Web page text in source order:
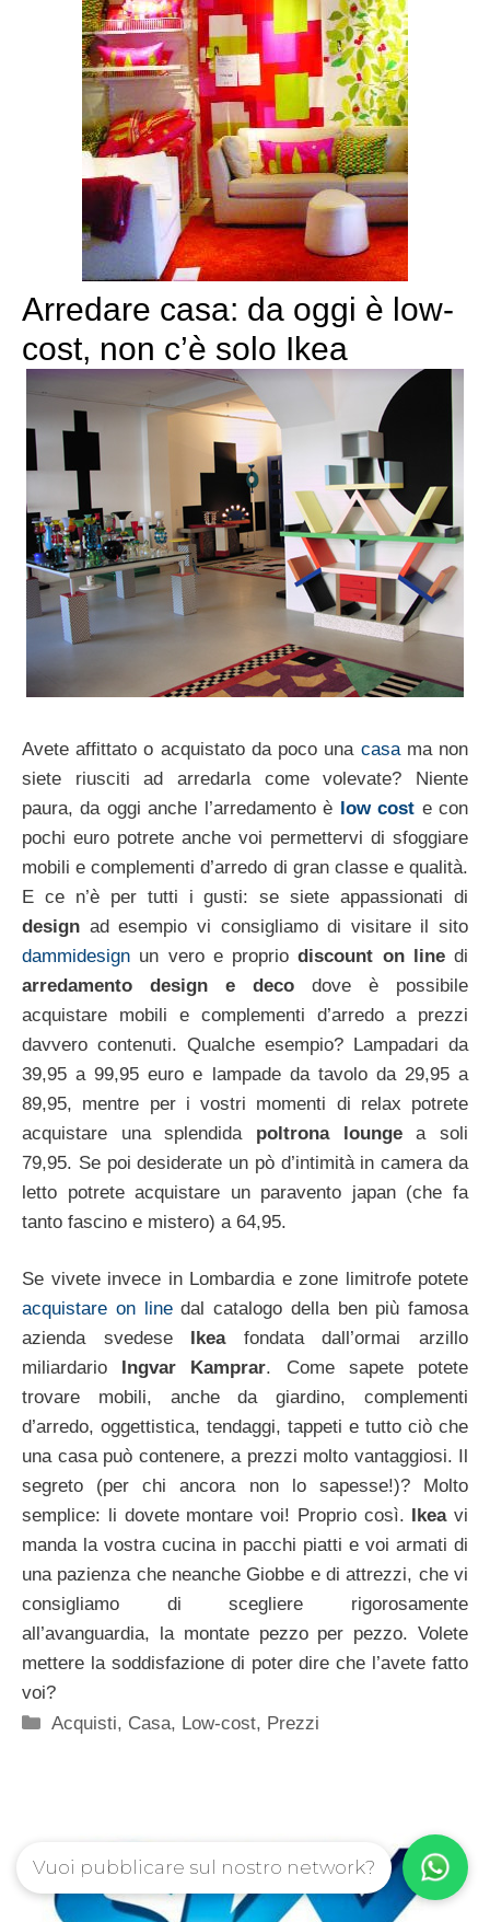
Arredare casa: da oggi è low-
cost, non c’è solo Ikea
Avete affittato o acquistato da poco una casama non
siete riusciti ad arredarla come volevate? Niente
paura, da oggi anche l’arredamento è low cost e con
pochi euro potrete anche voi permettervi di sfoggiare
mobili e complementi d’arredo di gran classe e qualità.
E ce n’è per tutti i gusti: se siete appassionati di
design ad esempio vi consigliamo di visitare il sito
dammidesign un vero e propriodiscount on linedi
arredamento design e deco dove è possibile
acquistare mobili e complementi d’arredo a prezzi
davvero contenuti. Qualche esempio? Lampadari da
39,95 a 99,95 euro e lampade da tavolo da 29,95 a
89,95, mentre per i vostri momenti di relax potrete
acquistare una splendida poltrona loungea soli
79,95. Se poi desiderate un pò d’intimità in camera da
letto potrete acquistare un paravento japan (che fa
tanto fascino e mistero) a 64,95.
Se vivete invece in Lombardia e zone limitrofe potete
acquistare on linedal catalogo della ben più famosa
azienda svedese
Ikeafondata dall’ormai arzillo
miliardario
Ingvar Kamprar. Come sapete potete
trovare mobili, anche da giardino, complementi
d’arredo, oggettistica, tendaggi, tappeti e tutto ciò che
una casa può contenere, a prezzi molto vantaggiosi. Il
segreto (per chi ancora non lo sapesse!)? Molto
semplice: li dovete montare voi! Proprio così.
Ikeavi
manda la vostra cucina in pacchi piatti e voi armati di
una pazienza che neanche Giobbe e di attrezzi, che vi
consigliamo di scegliere rigorosamente
all’avanguardia, la montate pezzo per pezzo. Volete
mettere la soddisfazione di poter dire che l’avete fatto
voi?
Categorie
Acquisti, Casa, Low-cost, Prezzi
Vuoi pubblicare sul nostro network?